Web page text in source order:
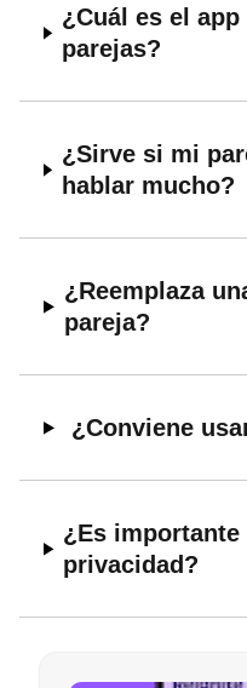
¿Cuál es el
parejas?
¿Sirve si mi
hablar mucho?
¿Reemplaza
pareja?
¿Conviene
¿Es
privacidad?